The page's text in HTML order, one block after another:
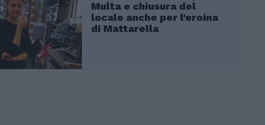
Multa e chiusura del
locale anche per l'eroina
di Mattarella